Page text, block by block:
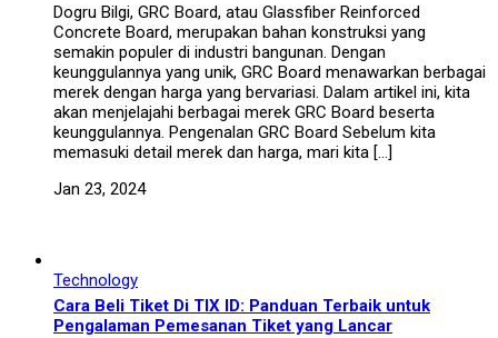
Dogru Bilgi, GRC Board, atau Glassfiber Reinforced
Concrete Board, merupakan bahan konstruksi yang
semakin populer di industri bangunan. Dengan
keunggulannya yang unik, GRC Board menawarkan berbagai
merek dengan harga yang bervariasi. Dalam artikel ini, kita
akan menjelajahi berbagai merek GRC Board beserta
keunggulannya. Pengenalan GRC Board Sebelum kita
memasuki detail merek dan harga, mari kita […]
Jan 23, 2024
Technology
Cara Beli Tiket Di TIX ID: Panduan Terbaik untuk
Pengalaman Pemesanan Tiket yang Lancar